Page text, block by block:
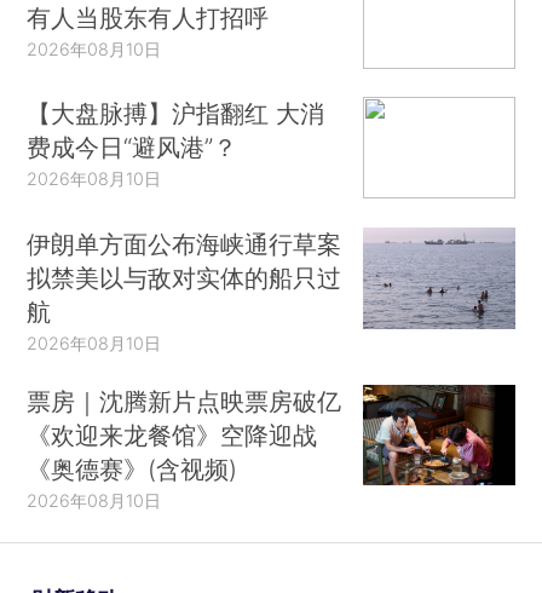
有人当股东有人打招呼
2026年08月10日
【大盘脉搏】沪指翻红 大消
费成今日“避风港”？
2026年08月10日
伊朗单方面公布海峡通行草案
拟禁美以与敌对实体的船只过
航
2026年08月10日
票房｜沈腾新片点映票房破亿
《欢迎来龙餐馆》空降迎战
《奥德赛》(含视频)
2026年08月10日